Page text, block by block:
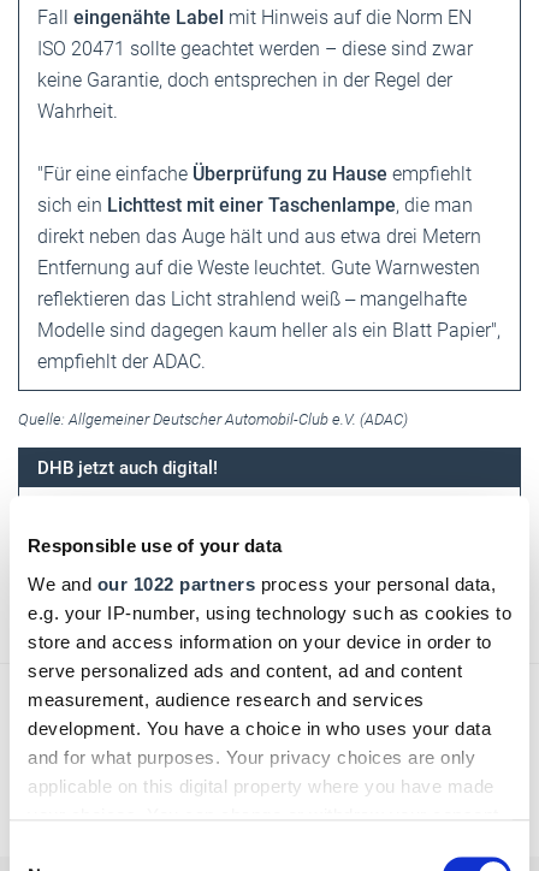
Responsible use of your data
We and our 1022 partners process your personal data,
e.g. your IP-number, using technology such as cookies to
store and access information on your device in order to
serve personalized ads and content, ad and content
measurement, audience research and services
development. You have a choice in who uses your data
and for what purposes. Your privacy choices are only
applicable on this digital property where you have made
Fall eingenähte Label mit Hinweis auf die Norm EN
ISO 20471 sollte geachtet werden – diese sind zwar
keine Garantie, doch entsprechen in der Regel der
Wahrheit.
"Für eine einfache Überprüfung zu Hause empfiehlt
sich ein Lichttest mit einer Taschenlampe, die man
direkt neben das Auge hält und aus etwa drei Metern
Entfernung auf die Weste leuchtet. Gute Warnwesten
reflektieren das Licht strahlend weiß –mangelhafte
Modelle sind dagegen kaum heller als ein Blatt Papier",
empfiehlt der ADAC.
Quelle: Allgemeiner Deutscher Automobil-Club e.V. (ADAC)
DHB jetzt auch digital!
Handwerksblatt (DHB) registrieren!
Text:Verena S. Ulbrich/ handwerksblatt.de
Zurück zur Übersicht